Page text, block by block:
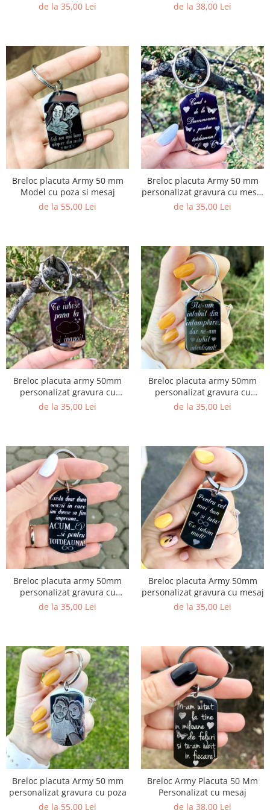
Gravura cu Mesaj – Tati fii
de la 35,00 Lei Gravura – Iubire Infinita
de la 38,00 Lei
Breloc placuta Army 50 mm
Model cu poza si mesaj
de la 55,00 Lei
Breloc placuta Army 50 mm
personalizat gravura cu mesaj
– Cand e de la Dumnezeu
de la 35,00 Lei
Breloc placuta army 50mm
personalizat gravura cu
mesaj- Te iubesc pana la nori!
de la 35,00 Lei
Breloc placuta army 50mm
personalizat gravura cu
mesaj- Ne-am intalnit din
de la 35,00 Lei
Breloc placuta army 50mm
personalizat gravura cu
mesaj- Exista doua ocazii
de la 35,00 Lei
Breloc placuta Army 50mm
personalizat gravura cu mesaj
de la 35,00 Lei
Breloc placuta Army 50 mm
personalizat gravura cu poza
de la 55,00 Lei
Breloc Army Placuta 50 Mm
Personalizat cu mesaj
de la 38,00 Lei